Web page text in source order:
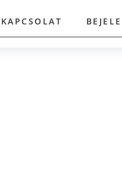
KAPCSOLAT